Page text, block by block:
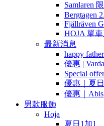
Samlaren
Bergtagen
Fjällräven
HOJA 單車
最新消息
happy
優惠 |
Special
優惠｜夏
優惠｜
男款服飾
Hoja
夏日1加1